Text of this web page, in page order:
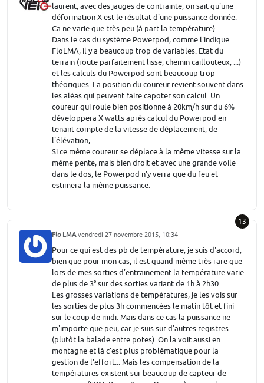
laurent, avec des jauges de contrainte, on sait qu'une
déformation X est le résultat d'une puissance donnée.
Ca ne varie que très peu (à part la température).
Dans le cas du système Powerpod, comme l'indique
FloLMA, il y a beaucoup trop de variables. Etat du
terrain (route parfaitement lisse, chemin caillouteux, ...)
et les calculs du Powerpod sont beaucoup trop
théoriques. La position du coureur revient souvent dans
les aléas qui peuvent faire capoter son calcul. Un
coureur qui roule bien positionne à 20km/h sur du 6%
développera X watts après calcul du Powerpod en
tenant compte de la vitesse de déplacement, de
l'élévation, ...
Si ce même coureur se déplace à la même vitesse sur la
même pente, mais bien droit et avec une grande voile
dans le dos, le Powerpod n'y verra que du feu et
estimera la même puissance.
13
Flo LMAvendredi 27 novembre 2015, 10:34
Pour ce qui est des pb de température, je suis d'accord,
bien que pour mon cas, il est quand même très rare que
lors de mes sorties d'entrainement la température varie
de plus de 3° sur des sorties variant de 1h à 2h30.
Les grosses variations de températures, je les vois sur
les sorties de plus 3h commencées le matin tôt et fini
sur le coup de midi. Mais dans ce cas la puissance ne
m'importe que peu, car je suis sur d'autres registres
(plutôt la balade entre potes). On la voit aussi en
montagne et là c'est plus problématique pour la
gestion de l'effort... Mais les compensation de la
températures existent sur beaucoup de capteur de